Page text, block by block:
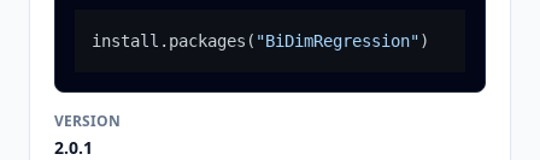
install.packages ( "BiDimRegression")
VERSION
2.0.1